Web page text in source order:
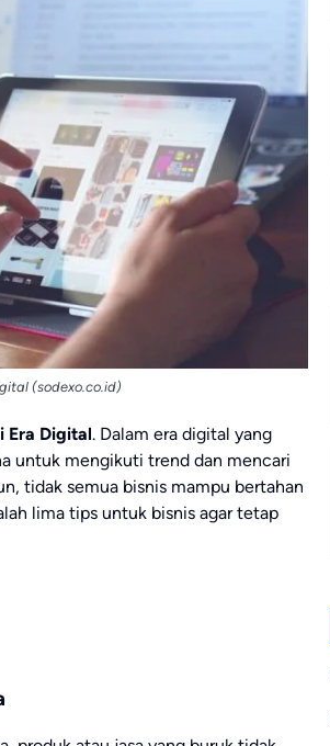
(sodexo.co.id)
Era Digital. Dalam era digital yang
untuk mengikuti trend dan mencari
tidak semua bisnis mampu bertahan
lima tips untuk bisnis agar tetap